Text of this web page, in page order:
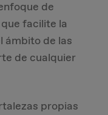
de
facilite la
ámbito de las
de cualquier
propias